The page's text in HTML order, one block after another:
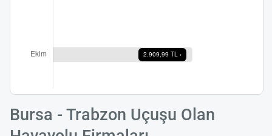
Bursa - Trabzon Uçuşu Olan